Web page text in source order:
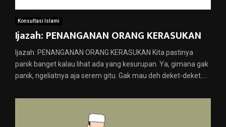
Konsultasi Islami
Ijazah: PENANGANAN ORANG KERASUKAN
Ijazah: PENANGANAN ORANG KERASUKAN Kita pastinya
panik banget kalau lihat ada yang kesurupan. Ya, gimana gak
panik, ngeliatnya aja serem gitu. Gak mau deh deket-deket....